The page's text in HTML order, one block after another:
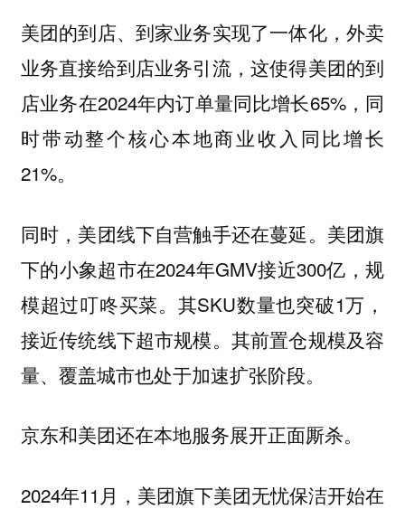
美团的到店、到家业务实现了一体化，外卖
业务直接给到店业务引流，这使得美团的到
店业务在2024年内订单量同比增长65%，同
时带动整个核心本地商业收入同比增长
21%。
同时，美团线下自营触手还在蔓延。美团旗
下的小象超市在2024年GMV接近300亿，规
模超过叮咚买菜。其SKU数量也突破1万，
接近传统线下超市规模。其前置仓规模及容
量、覆盖城市也处于加速扩张阶段。
京东和美团还在本地服务展开正面厮杀。
2024年11月，美团旗下美团无忧保洁开始在